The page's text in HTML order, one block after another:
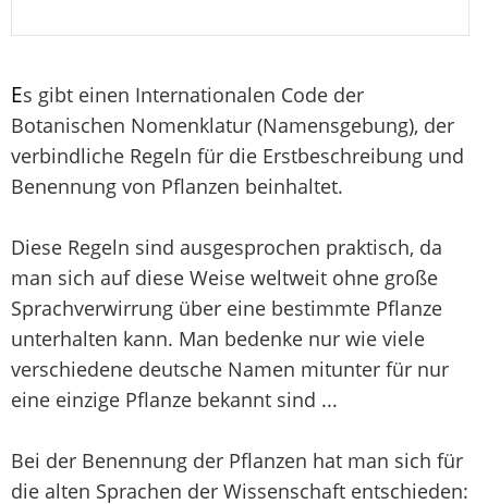
Es gibt einen Internationalen Code der
Botanischen Nomenklatur (Namensgebung), der
verbindliche Regeln für die Erstbeschreibung und
Benennung von Pflanzen beinhaltet.
Diese Regeln sind ausgesprochen praktisch, da
man sich auf diese Weise weltweit ohne große
Sprachverwirrung über eine bestimmte Pflanze
unterhalten kann. Man bedenke nur wie viele
verschiedene deutsche Namen mitunter für nur
eine einzige Pflanze bekannt sind ...
Bei der Benennung der Pflanzen hat man sich für
die alten Sprachen der Wissenschaft entschieden: